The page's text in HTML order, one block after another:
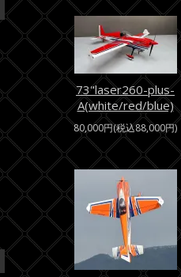
73"laser260-plus-
A(white/red/blue)
80,000円(税込88,000円)